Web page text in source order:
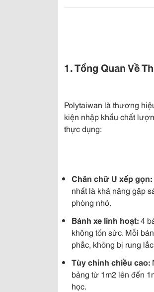
1. Tổng Quan Về
Polytaiwan là thương
kiện nhập khẩu chất
thực dụng:
Chân chữ U xếp gọn:
nhất là khả năng gập
phòng nhỏ.
Bánh xe linh hoạt:4
không tốn sức. Mỗi
phắc, không bị rung
Tùy chỉnh chiều cao:
bảng từ 1m2 lên đến
học.